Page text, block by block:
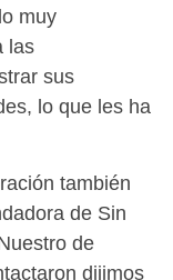
muy
las
sus
lo que les ha
también
de Sin
de
dijimos